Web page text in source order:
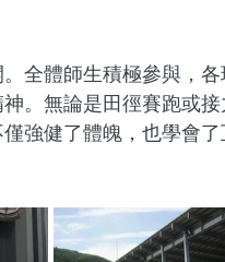
全體師生積極參與，
。無論是田徑賽跑或
強健了體魄，也學會